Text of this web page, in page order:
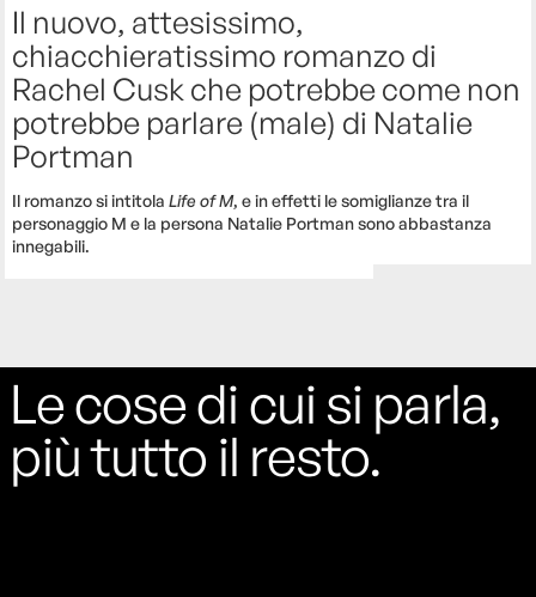
Il nuovo, attesissimo,
chiacchieratissimo romanzo di
Rachel Cusk che potrebbe come non
potrebbe parlare (male) di Natalie
Portman
Il romanzo si intitolaLife of M, e in effetti le somiglianze tra il
personaggio M e la persona Natalie Portman sono abbastanza
innegabili.
Le cose di cui si parla,
più tutto il resto.